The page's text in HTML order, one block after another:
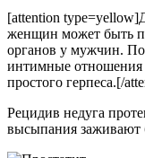
[attention
женщин может быть
органов у мужчин.
интимные отношения
простого герпеса.[/
Рецидив недуга
высыпания заживают